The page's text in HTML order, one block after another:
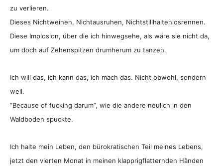
zu verlieren.
Dieses Nichtweinen, Nichtausruhen, Nichtstillhaltenlosrennen.
Diese Implosion, über die ich hinwegsehe, als wäre sie nicht da,
um doch auf Zehenspitzen drumherum zu tanzen.
Ich will das, ich kann das, ich mach das. Nicht obwohl, sondern
weil.
”Because of fucking darum”, wie die andere neulich in den
Waldboden spuckte.
Ich halte mein Leben, den bürokratischen Teil meines Lebens,
jetzt den vierten Monat in meinen klapprigflatternden Händen